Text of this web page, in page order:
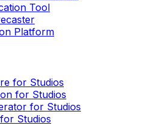
Tool
Platform
for Studios
for Studios
for Studios
Studios